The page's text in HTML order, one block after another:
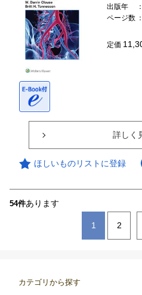
出版年
ページ数
定価
詳しく
ほしいものリストに登録
54件あります
1 2
カテゴリから探す